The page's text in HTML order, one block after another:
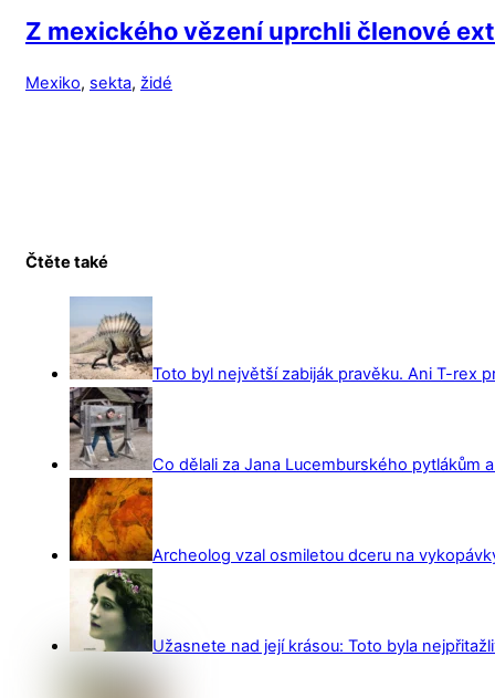
Z mexického vězení uprchli členové
Mexiko, sekta, židé
Čtěte také
Toto byl největší zabiják pravěku. Ani T-rex
Co dělali za Jana Lucemburského pytlákům
Archeolog vzal osmiletou dceru na
Užasnete nad její krásou: Toto byla